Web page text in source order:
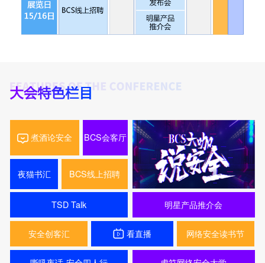
煮酒论安全 BCS会客厅
夜猫书汇 BCS线上招聘
TSD Talk 明星产品推介会
安全创客汇 看直播 网络安全读书节